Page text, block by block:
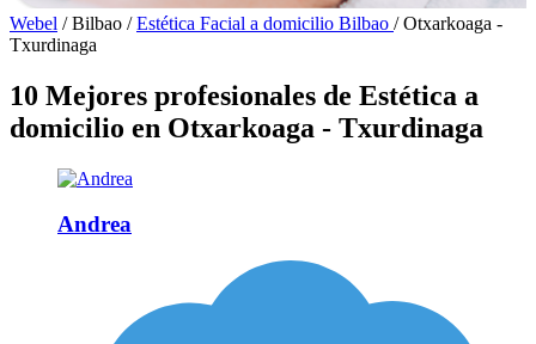
Webel / Bilbao / Estética Facial a domicilio Bilbao / Otxarkoaga -
Txurdinaga
10 Mejores profesionales de Estética a
domicilio en Otxarkoaga - Txurdinaga
Andrea